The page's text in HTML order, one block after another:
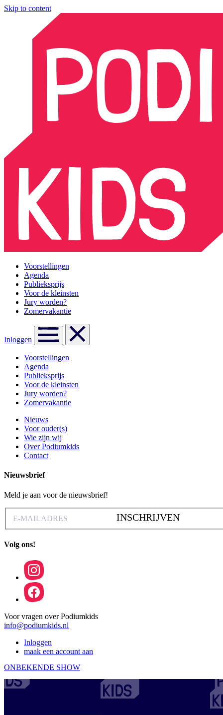
Skip to content
Voorstellingen
Agenda
Publieksprijs
Voor de kleinsten
Jury worden?
Zomervakantie
Inloggen
Voorstellingen
Agenda
Publieksprijs
Voor de kleinsten
Jury worden?
Zomervakantie
Nieuws
Voor ouder(s)
Wie zijn wij
Over Podiumkids
Contact
Nieuwsbrief
Meld je aan voor de nieuwsbrief!
INSCHRIJVEN
Volg ons!
Voor vragen over Podiumkids
info@podiumkids.nl
Inloggen
maak een account aan
ONBEKENDE SHOW